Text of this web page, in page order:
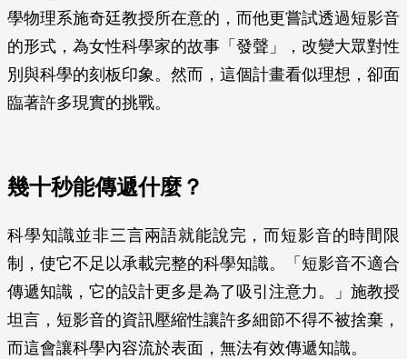
學物理系施奇廷教授所在意的，而他更嘗試透過短影音
的形式，為女性科學家的故事「發聲」，改變大眾對性
別與科學的刻板印象。然而，這個計畫看似理想，卻面
臨著許多現實的挑戰。
幾十秒能傳遞什麼？
科學知識並非三言兩語就能說完，而短影音的時間限
制，使它不足以承載完整的科學知識。「短影音不適合
傳遞知識，它的設計更多是為了吸引注意力。」施教授
坦言，短影音的資訊壓縮性讓許多細節不得不被捨棄，
而這會讓科學內容流於表面，無法有效傳遞知識。